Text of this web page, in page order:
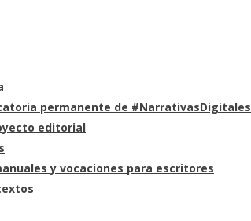
permanente de #NarrativasDigitales
editorial
y vocaciones para escritores